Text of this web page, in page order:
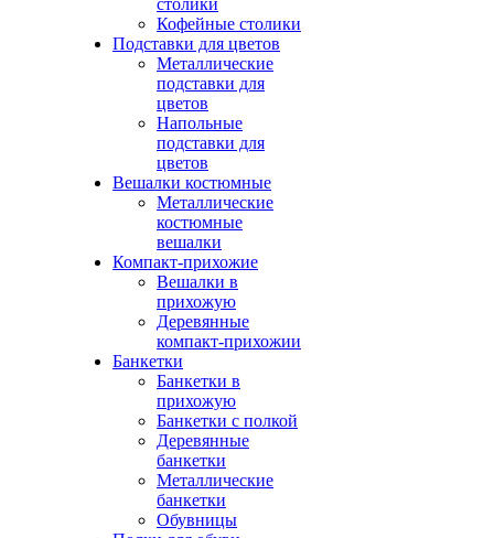
столики
Кофейные столики
Подставки для цветов
Металлические
подставки для
цветов
Напольные
подставки для
цветов
Вешалки костюмные
Металлические
костюмные
вешалки
Компакт-прихожие
Вешалки в
прихожую
Деревянные
компакт-прихожии
Банкетки
Банкетки в
прихожую
Банкетки с полкой
Деревянные
банкетки
Металлические
банкетки
Обувницы